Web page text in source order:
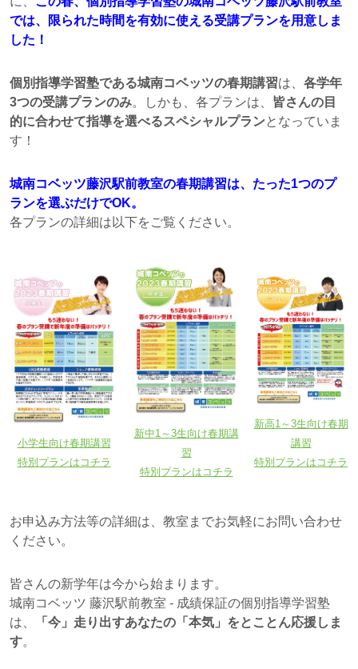
では、限られた時間を有効に使える受講プランを用意しま
した！
個別指導学習塾である城南コベッツの春期講習は、 各学年
3つの受講プランのみ。しかも、各プランは、 皆さんの目
的に合わせて指導を選べるスペシャルプランとなっていま
す！
城南コベッツ藤沢駅前教室の春期講習は、たった1つのプ
ランを選ぶだけでOK。
各プランの詳細は以下をご覧ください。
小学生向け春期講習
特別プランはコチラ
新中1～3生向け春期講
習
特別プランはコチラ
新高1～3生向け春期
講習
特別プランはコチラ
お申込み方法等の詳細は、教室までお気軽にお問い合わせ
ください。
皆さんの新学年は今から始まります。
城南コベッツ 藤沢駅前教室 - 成績保証の個別指導学習塾
は、
「今」走り出すあなたの「本気」をとことん応援しま
す。